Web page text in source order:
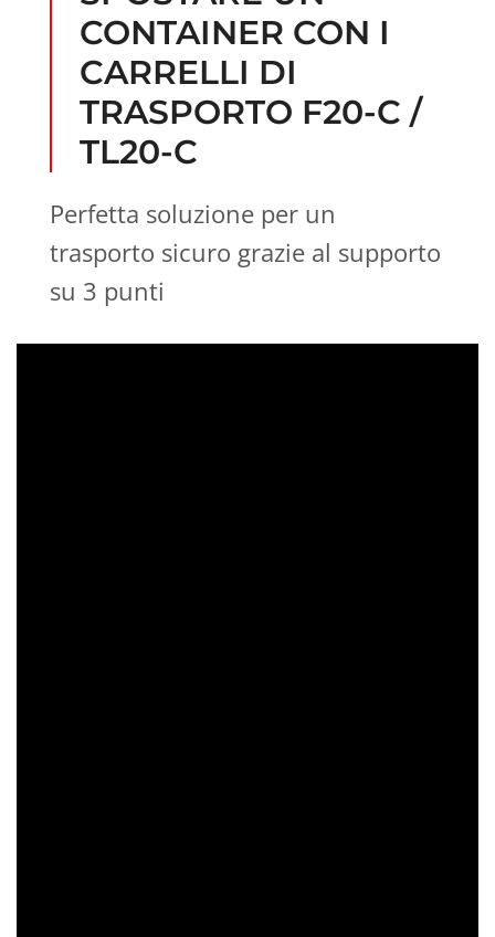
t
CONTAINER CON I
CARRELLI DI
TRASPORTO F20-C /
TL20-C
Perfetta soluzione per un
trasporto sicuro grazie al supporto
su 3 punti